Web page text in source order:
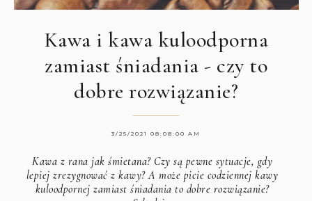
Kawa i kawa kuloodporna
zamiast śniadania - czy to
dobre rozwiązanie?
3/25/2021 08:08:00 AM
Kawa z rana jak śmietana? Czy są pewne sytuacje, gdy
lepiej zrezygnować z kawy? A może picie codziennej kawy
kuloodpornej zamiast śniadania to dobre rozwiązanie?